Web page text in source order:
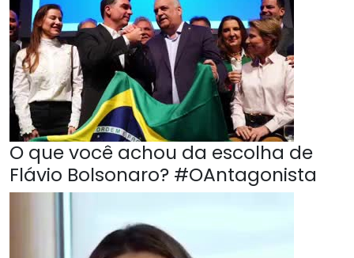
O que você achou da escolha de
Flávio Bolsonaro? #OAntagonista